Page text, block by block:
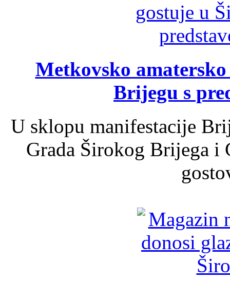
Metkovsko
Brijegu s
U sklopu manifestacije
Grada Širokog Brijega